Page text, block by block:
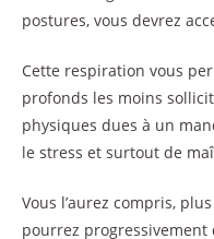
postures, vous devrez
Cette respiration vous
profonds les moins
physiques dues à un
le stress et surtout de
Vous l’aurez compris,
pourrez progressivement